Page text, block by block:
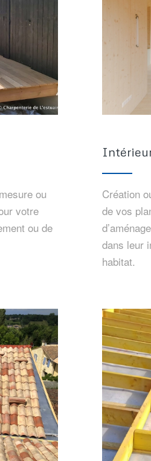
ou
votre
ou de
Création
de vos
dans leur
habitat.